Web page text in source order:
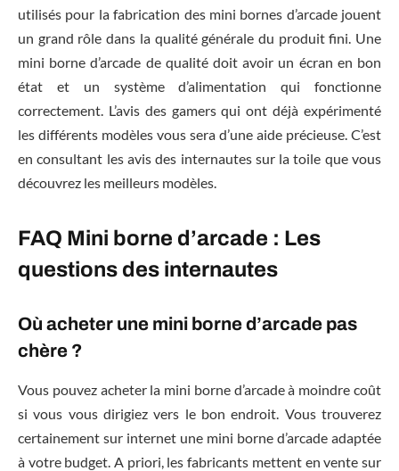
utilisés pour la fabrication des mini bornes d’arcade jouent
un grand rôle dans la qualité générale du produit fini. Une
mini borne d’arcade de qualité doit avoir un écran en bon
état et un système d’alimentation qui fonctionne
correctement. L’avis des gamers qui ont déjà expérimenté
les différents modèles vous sera d’une aide précieuse. C’est
en consultant les avis des internautes sur la toile que vous
découvrez les meilleurs modèles.
FAQ Mini borne d’arcade : Les
questions des internautes
Où acheter une mini borne d’arcade pas
chère ?
Vous pouvez acheter la mini borne d’arcade à moindre coût
si vous vous dirigiez vers le bon endroit. Vous trouverez
certainement sur internet une mini borne d’arcade adaptée
à votre budget. A priori, les fabricants mettent en vente sur